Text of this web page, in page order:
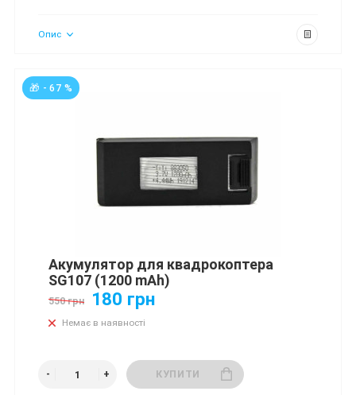
Опис
🎁 - 67 %
Aкумулятор для квадрокоптера
SG107 (1200 mAh)
550 грн 180 грн
Немає в наявності
КУПИТИ